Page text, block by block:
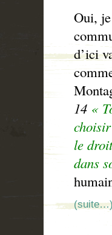
Oui,
d’ici
14 «
le
dans